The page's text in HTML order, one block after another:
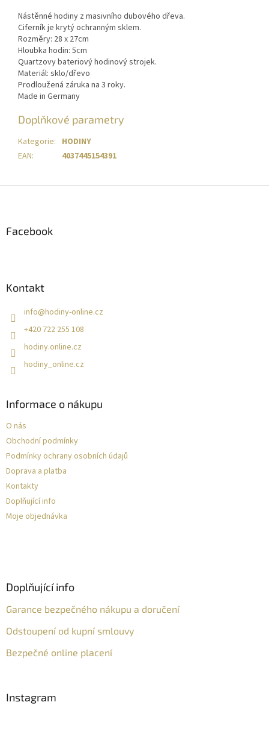
Nástěnné hodiny z masivního dubového dřeva.
Ciferník je krytý ochranným sklem.
Rozměry: 28 x 27cm
Hloubka hodin: 5cm
Quartzovy bateriový hodinový strojek.
Materiál: sklo/dřevo
Prodloužená záruka na 3 roky.
Made in Germany
Doplňkové parametry
Kategorie: HODINY
EAN: 4037445154391
Facebook
Kontakt
info@hodiny-online.cz
+420 722 255 108
hodiny.online.cz
hodiny_online.cz
Informace o nákupu
O nás
Obchodní podmínky
Podmínky ochrany osobních údajů
Doprava a platba
Kontakty
Doplňující info
Moje objednávka
Doplňující info
Garance bezpečného nákupu a doručení
Odstoupení od kupní smlouvy
Bezpečné online placení
Instagram